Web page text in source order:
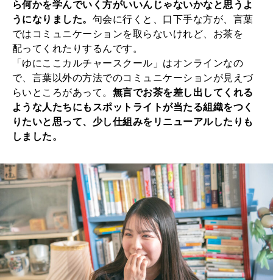
ら何かを学んでいく方がいいんじゃないかなと思うよ
うになりました。 句会に行くと、口下手な方が、言葉
ではコミュニケーションを取らないけれど、お茶を
配ってくれたりするんです。
「ゆにここカルチャースクール」はオンラインなの
で、言葉以外の方法でのコミュニケーションが見えづ
らいところがあって。 無言でお茶を差し出してくれる
ような人たちにもスポットライトが当たる組織をつく
りたいと思って、少し仕組みをリニューアルしたりも
しました。